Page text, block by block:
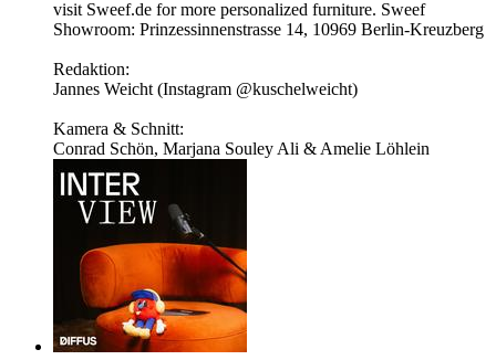
visit Sweef.de for more personalized furniture. Sweef
Showroom: Prinzessinnenstrasse 14, 10969 Berlin-Kreuzberg
Redaktion:
Jannes Weicht (Instagram ⁠@kuschelweicht⁠)
Kamera & Schnitt:
Conrad Schön, Marjana Souley Ali & Amelie Löhlein